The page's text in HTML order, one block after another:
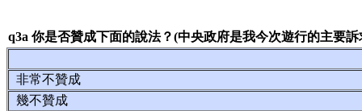
q3a 你是否贊成下面的說法？(中央政府是我今次遊行的主要訴
非常不贊成
幾不贊成